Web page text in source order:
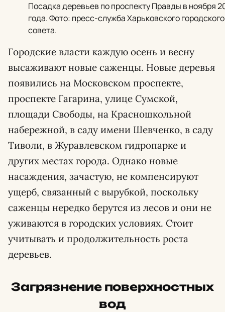
Посадка деревьев по проспекту Правды в ноября
года. Фото: пресс-служба Харьковского городского
совета.
Городские власти каждую осень и весну
высаживают новые саженцы. Новые деревья
появились на Московском проспекте,
проспекте Гагарина, улице Сумской,
площади Свободы, на Красношкольной
набережной, в саду имени Шевченко, в саду
Тиволи, в Журавлевском гидропарке и
других местах города. Однако новые
насаждения, зачастую, не компенсируют
ущерб, связанный с вырубкой, поскольку
саженцы нередко берутся из лесов и они не
уживаются в городских условиях. Стоит
учитывать и продолжительность роста
деревьев.
Загрязнение поверхностных
вод